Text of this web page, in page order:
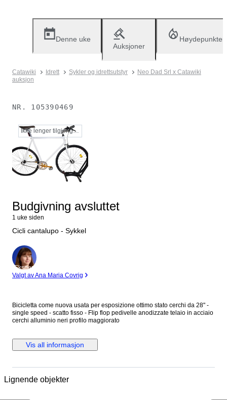
Denne uke
Auksjoner
Høydepunkter
Catawiki Idrett Sykler og idrettsutstyr
Neo Dad Srl x Catawiki
auksjon
NR. 105390469
Ikke lenger tilgjengelig
Budgivning avsluttet
1 uke siden
Cicli cantalupo - Sykkel
Ekspert
Valgt av Ana Maria Covrig
Bicicletta come nuova usata per esposizione ottimo stato cerchi da 28" -
single speed - scatto fisso - Flip flop pedivelle anodizzate telaio in acciaio
cerchi alluminio neri profilo maggiorato
Vis all informasjon
Lignende objekter